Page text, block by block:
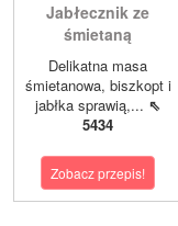
Jabłecznik ze
śmietaną
Delikatna masa
śmietanowa, biszkopt i
jabłka sprawią,... ⇖
5434
Zobacz przepis!